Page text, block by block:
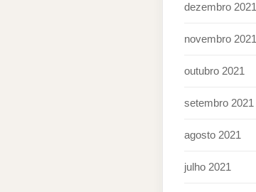
dezembro 2021
novembro 2021
outubro 2021
setembro 2021
agosto 2021
julho 2021